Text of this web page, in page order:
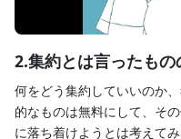
2.集約とは言ったもの
何をどう集約していいのか
的なものは無料にして、そ
に落ち着けようとは考えて